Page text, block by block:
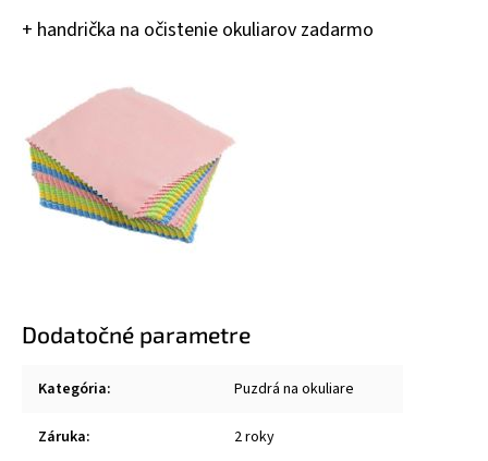
+ handrička na očistenie okuliarov zadarmo
Dodatočné parametre
Kategória: Puzdrá na okuliare
Záruka: 2 roky